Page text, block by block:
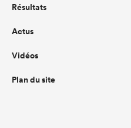
Résultats
Actus
Vidéos
Plan du site